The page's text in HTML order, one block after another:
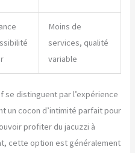
Moins de
services, qualité
variable
se distinguent par l’expérience
un cocon d’intimité parfait pour
profiter du jacuzzi à
cette option est généralement